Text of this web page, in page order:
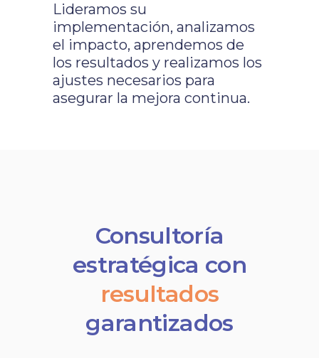
Lideramos su
implementación, analizamos
el impacto, aprendemos de
los resultados y realizamos los
ajustes necesarios para
asegurar la mejora continua.
Consultoría
estratégica con
resultados
garantizados